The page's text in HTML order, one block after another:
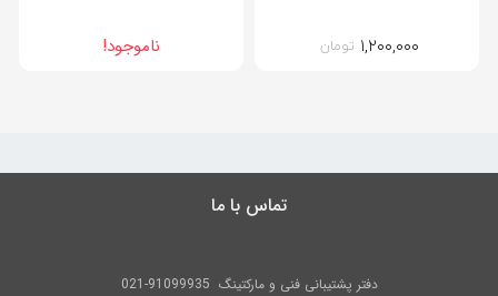
۱,۲۰۰,۰۰۰ تومان ناموجود!
تماس با ما
دفتر پشتیبانی فنی و مارکتینگ 91099935-021